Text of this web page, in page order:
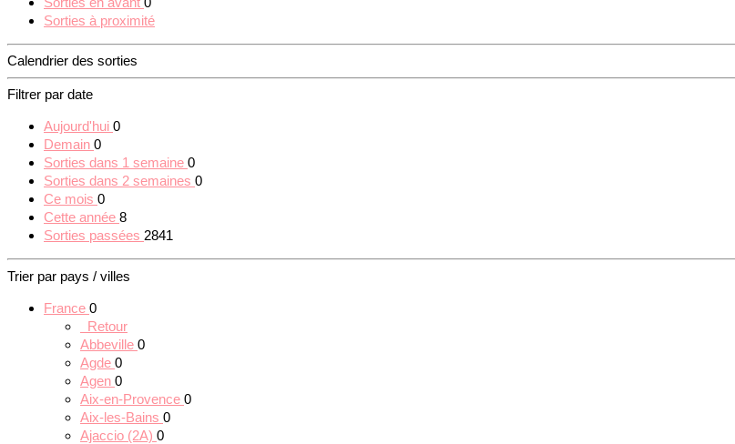
Sorties à proximité
Calendrier des sorties
Filtrer par date
Aujourd'hui 0
Demain 0
Sorties dans 1 semaine 0
Sorties dans 2 semaines 0
Ce mois 0
Cette année 8
Sorties passées 2841
Trier par pays / villes
France 0
Retour
Abbeville 0
Agde 0
Agen 0
Aix-en-Provence 0
Aix-les-Bains 0
Ajaccio (2A) 0